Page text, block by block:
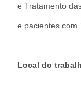
e Tratamento
e pacientes com
Local do